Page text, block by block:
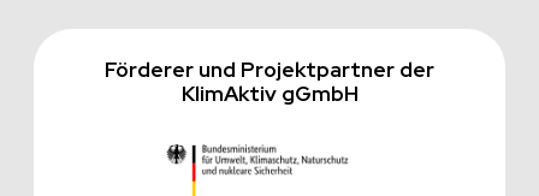
Förderer und Projektpartner der
KlimAktiv gGmbH